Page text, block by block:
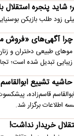
شاید پنجره استقلال
زود طلب بازیکن
چرا آگهی‌های
طبیعی دختران و
تبدیل شده است؛
تشییع
قاسم‌زاده،
خریدار نداشت!